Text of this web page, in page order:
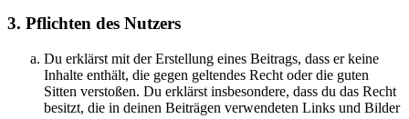
3. Pflichten des Nutzers
Du erklärst mit der Erstellung eines Beitrags, dass er keine
Inhalte enthält, die gegen geltendes Recht oder die guten
Sitten verstoßen. Du erklärst insbesondere, dass du das Recht
besitzt, die in deinen Beiträgen verwendeten Links und Bilder